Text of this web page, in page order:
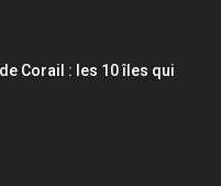
Corail : les 10 îles qui